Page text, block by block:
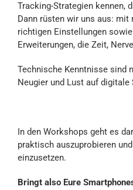
Tracking-Strategien kennen,
Dann rüsten wir uns aus: mit
richtigen Einstellungen
Erweiterungen, die Zeit,
Technische Kenntnisse sind
Neugier und Lust auf digitale
In den Workshops geht es
praktisch auszuprobieren
einzusetzen.
Bringt also Eure